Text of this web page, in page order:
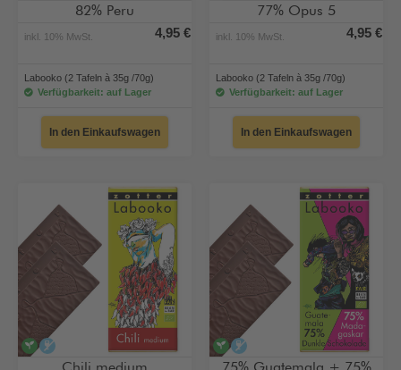
82% Peru
inkl. 10% MwSt. 4,95 €
Labooko (2 Tafeln à 35g /70g)
Verfügbarkeit: auf Lager
In den Einkaufswagen
77% Opus 5
inkl. 10% MwSt. 4,95 €
Labooko (2 Tafeln à 35g /70g)
Verfügbarkeit: auf Lager
In den Einkaufswagen
veganalkoholfrei veganalkoholfrei